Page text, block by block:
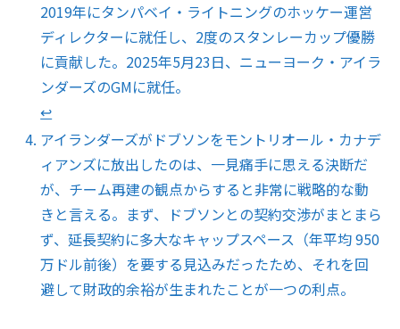
2019年にタンパベイ・ライトニングのホッケー運営
ディレクターに就任し、2度のスタンレーカップ優勝
に貢献した。2025年5月23日、ニューヨーク・アイラ
ンダーズのGMに就任。
↩︎
アイランダーズがドブソンをモントリオール・カナデ
ィアンズに放出したのは、一見痛手に思える決断だ
が、チーム再建の観点からすると非常に戦略的な動
きと言える。まず、ドブソンとの契約交渉がまとまら
ず、延長契約に多大なキャップスペース（年平均 950
万ドル前後）を要する見込みだったため、それを回
避して財政的余裕が生まれたことが一つの利点。